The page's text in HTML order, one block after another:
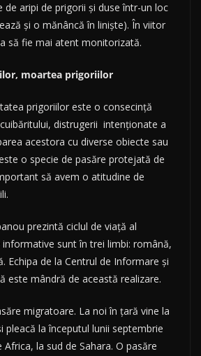
de aripi de prigorii şi duse într-un loc
şi o mănâncă în linişte). În viitor
să fie mai atent monitorizată.
moartea prigoriilor
prigoriilor este o consecință
distrugerii intenționate a
acestora cu diverse obiecte sau
o specie de pasăre protejată de
să avem o atitudine de
prezintă ciclul de viață al
sunt în trei limbi: română,
Echipa de la Centrul de Informare și
este mândră de această realizare.
migratoare. La noi în țară vine la
pleacă la începutul lunii septembrie
la sud de Sahara. O pasăre